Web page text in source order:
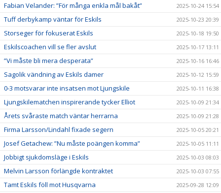
Fabian Velander: ”För många enkla mål bakåt” 2025-10-24 15:54
Tuff derbykamp väntar för Eskils 2025-10-23 20:39
Storseger för fokuserat Eskils 2025-10-18 19:50
Eskilscoachen vill se fler avslut 2025-10-17 13:11
”Vi måste bli mera desperata” 2025-10-16 16:46
Sagolik vändning av Eskils damer 2025-10-12 15:59
0-3 motsvarar inte insatsen mot Ljungskile 2025-10-11 16:38
Ljungskilematchen inspirerande tycker Elliot 2025-10-09 21:34
Årets svåraste match väntar herrarna 2025-10-09 21:28
Firma Larsson/Lindahl fixade segern 2025-10-05 20:21
Josef Getachew: ”Nu måste poängen komma” 2025-10-05 11:11
Jobbigt sjukdomsläge i Eskils 2025-10-03 08:03
Melvin Larsson förlängde kontraktet 2025-10-03 07:55
Tamt Eskils föll mot Husqvarna 2025-09-28 12:09